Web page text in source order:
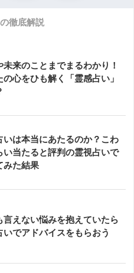
徹底解説
未来のことまでまるわかり！
の心をひも解く「霊感占い」
いは本当にあたるのか？こわ
い当たると評判の霊視占いで
みた結果
言えない悩みを抱えていたら
いでアドバイスをもらおう